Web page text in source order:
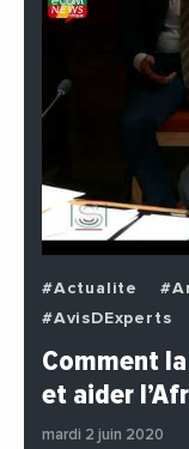
#Actualite
#AvisDExperts
#Politique
Comment
et aider
mardi 2 juin 2020